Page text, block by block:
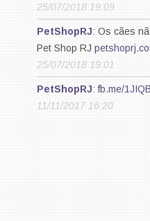
25/07/2018 19:09
PetShopRJ: Os cães
Pet Shop RJ
25/07/2018 19:01
PetShopRJ:fb.me/
11/11/2017 16:20